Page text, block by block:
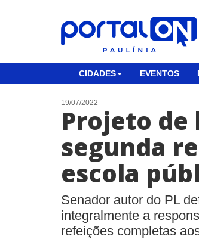
CIDADES EVENTOS
19/07/2022
Projeto
segunda
escola
Senador autor do PL
integralmente a
refeições completas